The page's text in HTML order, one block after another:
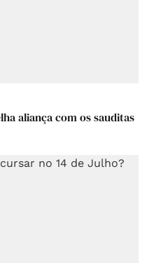
aliança com os sauditas